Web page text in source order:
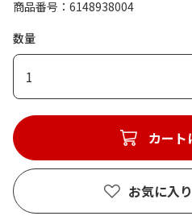
商品番号
6148938004
数量
1
カート
お気に入